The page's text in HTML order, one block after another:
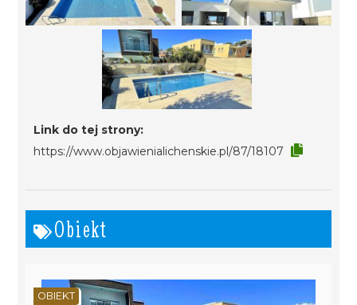
Link do tej strony:
https://www.objawienialichenskie.pl/87/18107
Obiekt
OBIEKT